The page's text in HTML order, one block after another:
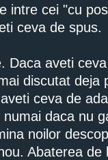
intre cei "cu
ceva de spus.
Daca aveti
discutat
ceva de
daca nu
noilor
Abaterea